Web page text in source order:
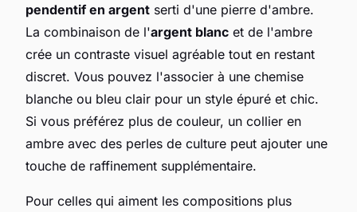
pendentif en argent serti d'une pierre d'ambre.
La combinaison de l'argent blanc et de l'ambre
crée un contraste visuel agréable tout en restant
discret. Vous pouvez l'associer à une chemise
blanche ou bleu clair pour un style épuré et chic.
Si vous préférez plus de couleur, un collier en
ambre avec des perles de culture peut ajouter une
touche de raffinement supplémentaire.
Pour celles qui aiment les compositions plus